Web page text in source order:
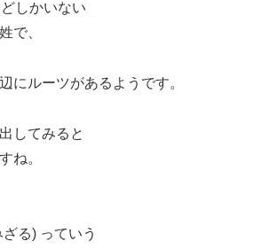
しかいない
で、
にルーツがあるようです。
してみると
ね。
る) っていう